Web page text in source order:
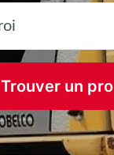
Trouver un pro